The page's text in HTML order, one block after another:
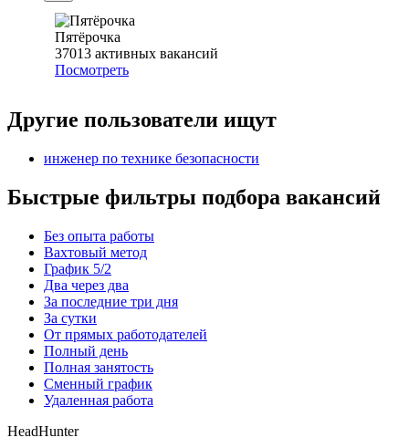
Пятёрочка
37013 активных вакансий
Посмотреть
Другие пользователи ищут
инженер по технике безопасности
Быстрые фильтры подбора вакансий
Без опыта работы
Вахтовый метод
График 5/2
Два через два
За последние три дня
За сутки
От прямых работодателей
Полный день
Полная занятость
Сменный график
Удаленная работа
HeadHunter